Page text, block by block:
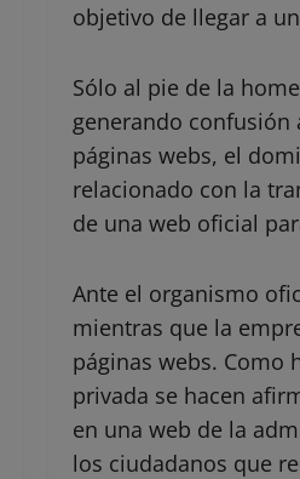
objetivo de llegar a
Sólo al pie de la
generando confusión
páginas webs, el
relacionado con la
de una web oficial
Ante el organismo
mientras que la
páginas webs. Como
privada se hacen
en una web de la
los ciudadanos que